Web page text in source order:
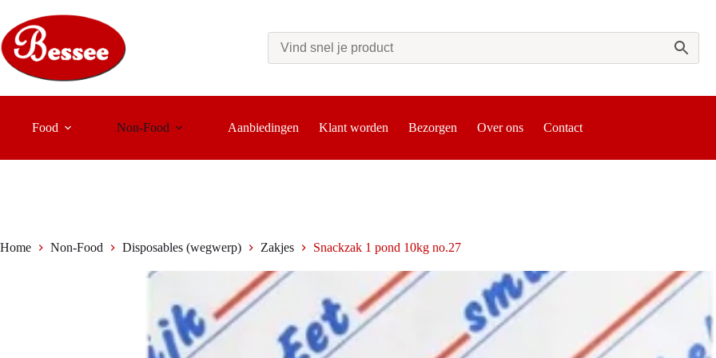
naar
de
inhoud
Food Non-Food Aanbiedingen Klant worden Bezorgen Over ons Contact
Home Non-Food Disposables (wegwerp) Zakjes Snackzak 1 pond 10kg no.27